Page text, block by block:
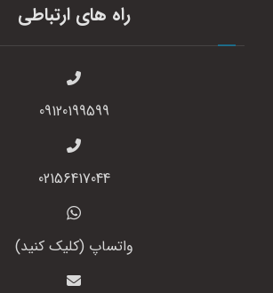
راه های ارتباطی
09120199599
02156417044
واتساپ (کلیک کنید)